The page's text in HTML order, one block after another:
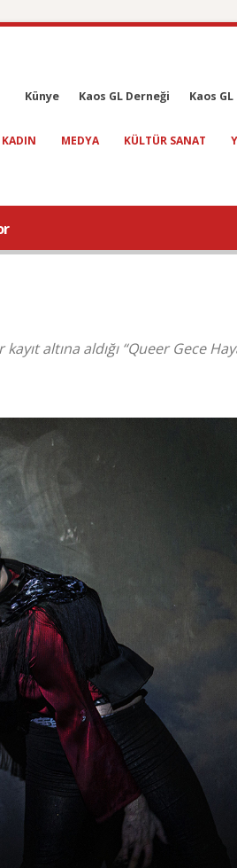
Künye Kaos GL Derneği Kaos
KADIN MEDYA KÜLTÜR SANAT
altına aldığı “Queer Gece